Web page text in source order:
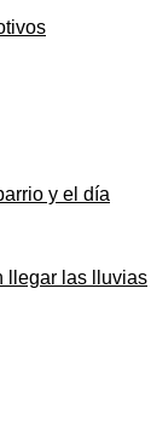
y el día
llegar las lluvias